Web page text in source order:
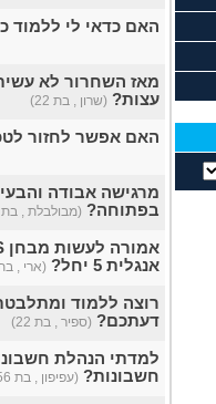
האם כדאי לי ללמוד
מאז השחרור לא
עצות? (שרון , בת 22)
האם אפשר לחזור לטכניון אחרי 3
מרגישה אבודה
בפתוחה? (מבולבלת , בת 24)
אנגלית 5 יחל?
(ארי , בת
רוצה ללמוד
דעתכם? (ספיר , בת 22)
למדתי הנהלת
חשבונות? (עפיפון , בת 56)